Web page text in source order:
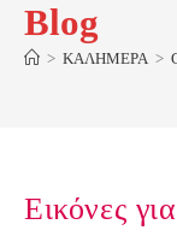
Blog
> ΚΑΛΗΜΕΡΑ >
Εικόνες